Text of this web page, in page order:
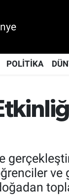
POLİTİKA